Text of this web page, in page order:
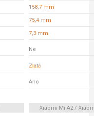
158,7 mm
75,4 mm
7,3 mm
Ne
Zlatá
Ano
Xiaomi Mi A2 /